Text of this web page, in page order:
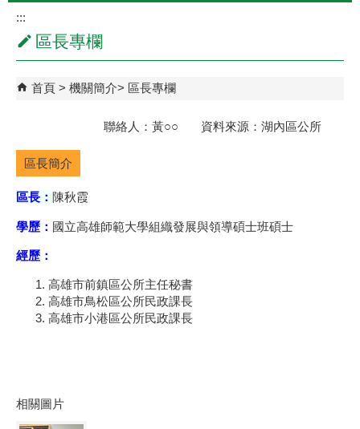
:::
區長專欄
首頁 機關簡介 區長專欄
聯絡人：黃○○ 資料來源：湖內區公所
區長簡介
區長： 陳秋霞
學歷： 國立高雄師範大學組織發展與領導碩士班碩士
經歷：
高雄市前鎮區公所主任秘書
高雄市鳥松區公所民政課長
高雄市小港區公所民政課長
相關圖片